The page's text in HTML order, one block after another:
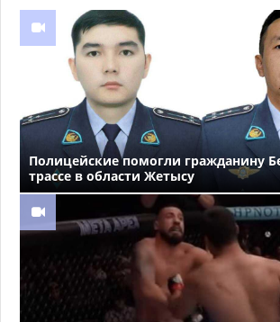
Полицейские помогли гражданину
трассе в области Жетысу